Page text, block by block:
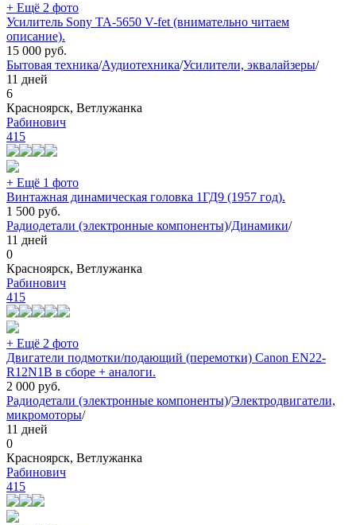
+ Ещё 2 фото
Усилитель Sony TA-5650 V-fet (внимательно читаем
описание).
15 000 руб.
Бытовая техника/Аудиотехника/Усилители, эквалайзеры/
11 дней
6
Красноярск, Ветлужанка
Рабинович
415
+ Ещё 1 фото
Винтажная динамическая головка 1ГД9 (1957 год).
1 500 руб.
Радиодетали (электронные компоненты)/Динамики/
11 дней
0
Красноярск, Ветлужанка
Рабинович
415
+ Ещё 2 фото
Двигатели подмотки/подающий (перемотки) Canon EN22-
R12N1B в сборе + аналоги.
2 000 руб.
Радиодетали (электронные компоненты)/Электродвигатели,
микромоторы/
11 дней
0
Красноярск, Ветлужанка
Рабинович
415